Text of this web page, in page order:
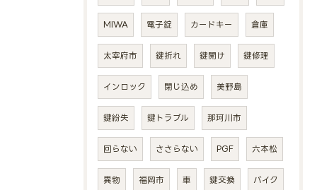
MIWA 電子錠 カードキー 倉庫
太宰府市 鍵折れ 鍵開け 鍵修理
インロック 閉じ込め 美野島
鍵紛失 鍵トラブル 那珂川市
回らない ささらない PGF 六本松
異物 福岡市 車 鍵交換 バイク